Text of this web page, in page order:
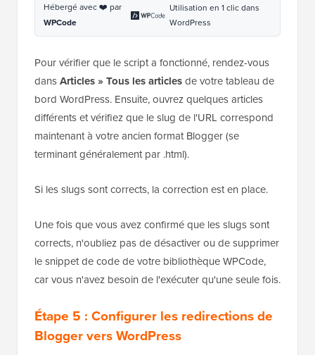
Hébergé avec ❤️ par
WPCode
Utilisation en 1 clic dans
WordPress
Pour vérifier que le script a fonctionné, rendez-vous
dansArticles » Tous les articlesde votre tableau de
bord WordPress. Ensuite, ouvrez quelques articles
différents et vérifiez que le slug de l'URL correspond
maintenant à votre ancien format Blogger (se
terminant généralement par .html).
Si les slugs sont corrects, la correction est en place.
Une fois que vous avez confirmé que les slugs sont
corrects, n'oubliez pas de désactiver ou de supprimer
le snippet de code de votre bibliothèque WPCode,
car vous n'avez besoin de l'exécuter qu'une seule fois.
Étape 5 : Configurer les redirections de
Blogger vers WordPress